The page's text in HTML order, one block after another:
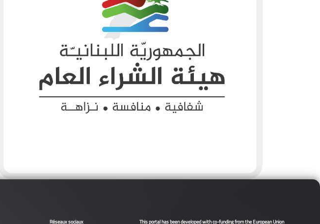
Réseaux sociaux This portal has been developed with co-funding from the European Union